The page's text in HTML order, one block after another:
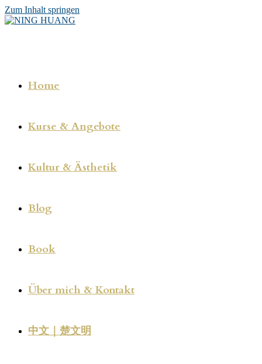
Zum Inhalt springen
Home
Kurse & Angebote
Kultur & Ästhetik
Blog
Book
Über mich & Kontakt
中文｜楚文明